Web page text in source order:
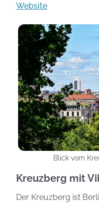
Website
Blick vom
Kreuzberg mit
Der Kreuzberg ist